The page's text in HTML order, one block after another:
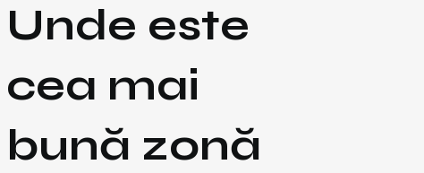
Unde este
cea mai
bună zonă